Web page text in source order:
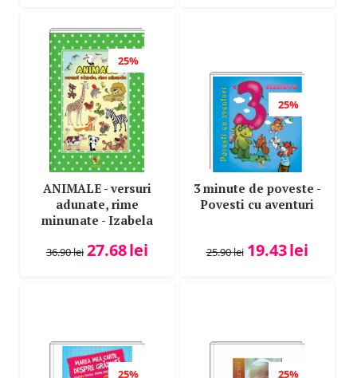
25%
ANIMALE - versuri
adunate, rime
minunate - Izabela
36.90lei 27.68lei
25%
3 minute de poveste -
Povesti cu aventuri
25.90lei 19.43lei
25% 25%